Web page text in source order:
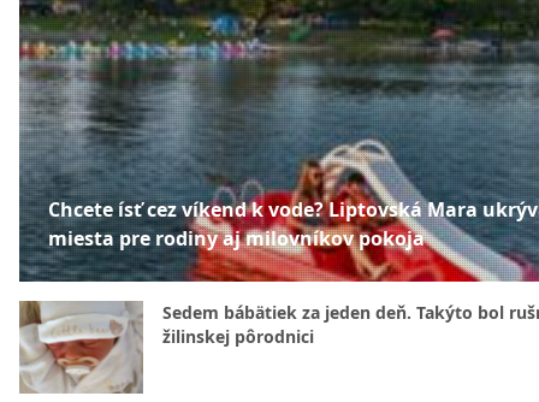
Chcete ísť cez víkend k vode? Liptovská Mara
miesta pre rodiny aj milovníkov pokoja
Sedem bábätiek za jeden deň. Takýto bol
žilinskej pôrodnici